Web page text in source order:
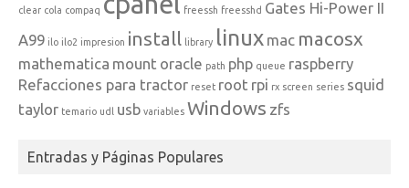
clear cola compaq freessh freesshd Gates Hi-Power II
A99 ilo ilo2 impresion install library linux mac macosx
mathematica mount oracle path php queue raspberry
Refacciones para tractor reset root rpi rx screen series squid
taylor temario udl usb variables Windows zfs
Entradas y Páginas Populares